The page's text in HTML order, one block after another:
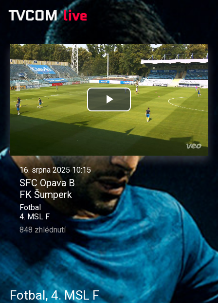
Přehrát
video
16. srpna 2025 10:15
SFC Opava B
FK Šumperk
Fotbal
4. MSL F
848 zhlédnutí
Fotbal,4. MSL F